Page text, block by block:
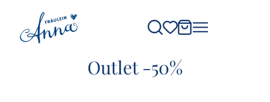
Outlet -50%